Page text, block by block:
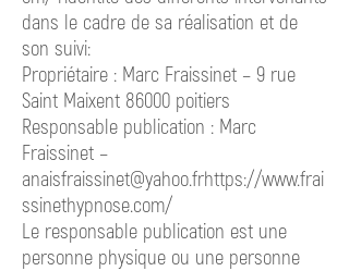
dans le cadre de sa réalisation et de
son suivi:
Propriétaire : Marc Fraissinet – 9 rue
Saint Maixent 86000 poitiers
Responsable publication : Marc
Fraissinet –
anaisfraissinet@yahoo.frhttps://www.frai
ssinethypnose.com/
Le responsable publication est une
personne physique ou une personne